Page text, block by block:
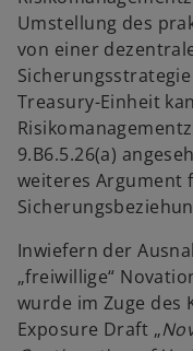
Umstellung des
von einer
Treasury-Einheit
9.B6.5.26(a)
weiteres Argument
Inwiefern der
„freiwillige“
wurde im Zuge des
Exposure Draft „